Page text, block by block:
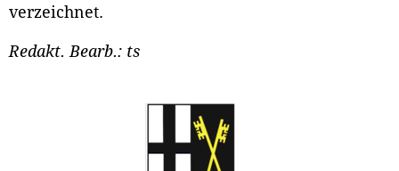
verzeichnet.
Redakt. Bearb.: ts